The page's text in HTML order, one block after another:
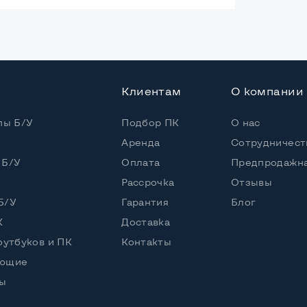
Б/У
Б/У
У
и ПК
Клиентам
Подбор ПК
Аренда
Оплата
Рассрочка
Гарантия
Доставка
Контакты
О компании
О нас
Отзывы
Блог